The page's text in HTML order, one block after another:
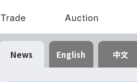
Trade Auction
News English 中文